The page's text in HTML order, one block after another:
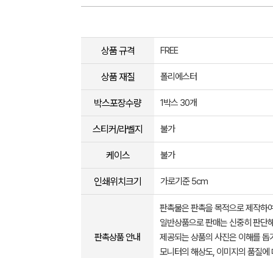
상품 규격 FREE
상품 재질 폴리에스터
박스포장수량 1박스 30개
스티커/라벨지 불가
케이스 불가
인쇄위치크기 가로기준 5cm
판촉상품 안내
판촉물은 판촉을 목적으로 제작하
일반상품으로 판매는 신중히 판단
제공되는 상품의 사진은 이해를
모니터의 해상도, 이미지의 품질